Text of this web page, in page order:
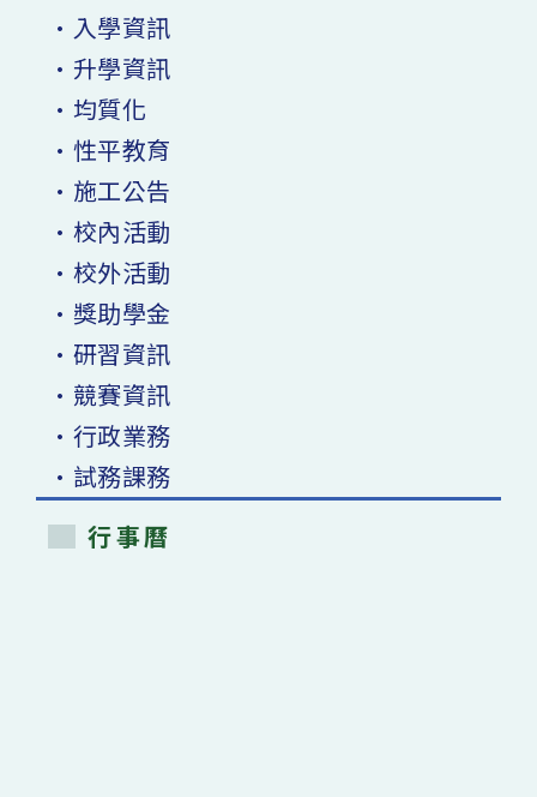
•入學資訊
•升學資訊
•均質化
•性平教育
•施工公告
•校內活動
•校外活動
•獎助學金
•研習資訊
•競賽資訊
•行政業務
•試務課務
行事曆